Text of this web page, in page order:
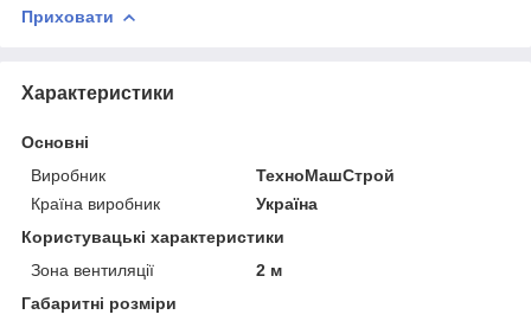
Приховати
Характеристики
Основні
Виробник
ТехноМашСтрой
Країна виробник
Україна
Користувацькi характеристики
Зона вентиляції
2 м
Габаритні розміри